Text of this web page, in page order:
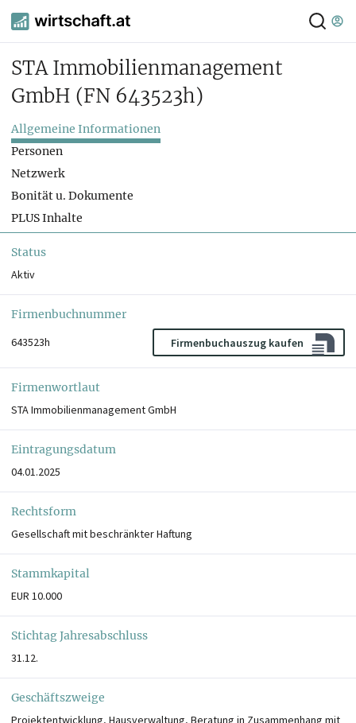
STA Immobilienmanagement
GmbH (FN 643523h)
Allgemeine Informationen
Personen
Netzwerk
Bonität u. Dokumente
PLUS Inhalte
Status
Aktiv
Firmenbuchnummer
643523h
Firmenbuchauszug kaufen
Firmenwortlaut
STA Immobilienmanagement GmbH
Eintragungsdatum
04.01.2025
Rechtsform
Gesellschaft mit beschränkter Haftung
Stammkapital
EUR 10.000
Stichtag Jahresabschluss
31.12.
Geschäftszweige
Projektentwicklung, Hausverwaltung, Beratung in Zusammenhang mit